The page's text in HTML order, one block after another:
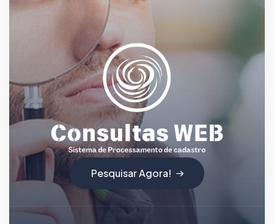
Pesquisar Agora!